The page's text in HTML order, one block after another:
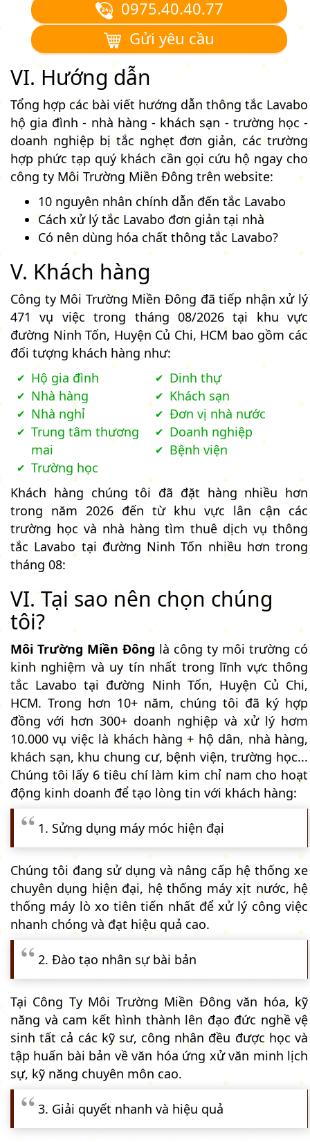
0975.40.40.77
Gửi yêu cầu
VI. Hướng dẫn
Tổng hợp các bài viết hướng dẫn thông tắc Lavabo
hộ gia đình - nhà hàng - khách sạn - trường học -
doanh nghiệp bị tắc nghẹt đơn giản, các trường
hợp phức tạp quý khách cần gọi cứu hộ ngay cho
công ty Môi Trường Miền Đông trên website:
10 nguyên nhân chính dẫn đến tắc Lavabo
Cách xử lý tắc Lavabo đơn giản tại nhà
Có nên dùng hóa chất thông tắc Lavabo?
V. Khách hàng
Công ty Môi Trường Miền Đông đã tiếp nhận xử lý
471 vụ việc trong tháng 08/2026 tại khu vực
đường Ninh Tốn, Huyện Củ Chi, HCM bao gồm các
đối tượng khách hàng như:
Hộ gia đình
Dinh thự
Nhà hàng
Khách sạn
Nhà nghỉ
Đơn vị nhà nước
Trung tâm thương
mai
Doanh nghiệp
Bệnh viện
Trường học
Khách hàng chúng tôi đã đặt hàng nhiều hơn
trong năm 2026 đến từ khu vực lân cận các
trường học và nhà hàng tìm thuê dịch vụ thông
tắc Lavabo tại đường Ninh Tốn nhiều hơn trong
tháng 08:
VI. Tại sao nên chọn chúng
tôi?
Môi Trường Miền Đông là công ty môi trường có
kinh nghiệm và uy tín nhất trong lĩnh vực thông
tắc Lavabo tại đường Ninh Tốn, Huyện Củ Chi,
HCM. Trong hơn 10+ năm, chúng tôi đã ký hợp
đồng với hơn 300+ doanh nghiệp và xử lý hơm
10.000 vụ việc là khách hàng + hộ dân, nhà hàng,
khách sạn, khu chung cư, bệnh viện, trường học...
Chúng tôi lấy 6 tiêu chí làm kim chỉ nam cho hoạt
động kinh doanh để tạo lòng tin với khách hàng:
1. Sửng dụng máy móc hiện đại
Chúng tôi đang sử dụng và nâng cấp hệ thống xe
chuyên dụng hiện đại, hệ thống máy xịt nước, hệ
thống máy lò xo tiên tiến nhất để xử lý công việc
nhanh chóng và đạt hiệu quả cao.
2. Đào tạo nhân sự bài bản
Tại Công Ty Môi Trường Miền Đông văn hóa, kỹ
năng và cam kết hình thành lên đạo đức nghề vệ
sinh tất cả các kỹ sư, công nhân đều được học và
tập huấn bài bản về văn hóa ứng xử văn minh lịch
sự, kỹ năng chuyên môn cao.
3. Giải quyết nhanh và hiệu quả